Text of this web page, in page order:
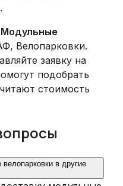
Модульные
Велопарковки.
заявку на
подобрать
стоимость
в другие